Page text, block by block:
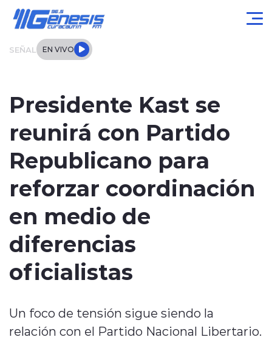
SEÑAL EN VIVO
Tendencias
Internacional
Entrevistas
Deportes
Presidente Kast se
reunirá con Partido
Republicano para
reforzar coordinación
en medio de
diferencias
oficialistas
Un foco de tensión sigue siendo la
relación con el Partido Nacional Libertario.